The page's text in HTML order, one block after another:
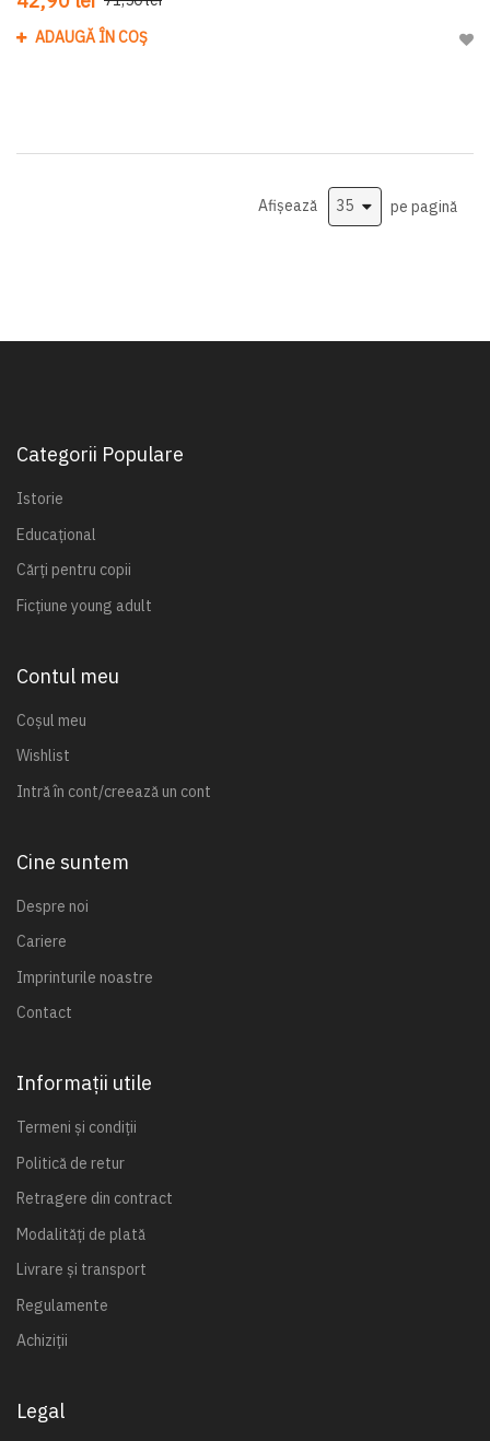
ADAUGĂ ÎN COȘ
Afișează pe pagină
Categorii Populare
Istorie
Educațional
Cărți pentru copii
Ficțiune young adult
Contul meu
Coșul meu
Wishlist
Intră în cont/creează un cont
Cine suntem
Despre noi
Cariere
Imprinturile noastre
Contact
Informații utile
Termeni și condiții
Politică de retur
Retragere din contract
Modalități de plată
Livrare și transport
Regulamente
Achiziții
Legal